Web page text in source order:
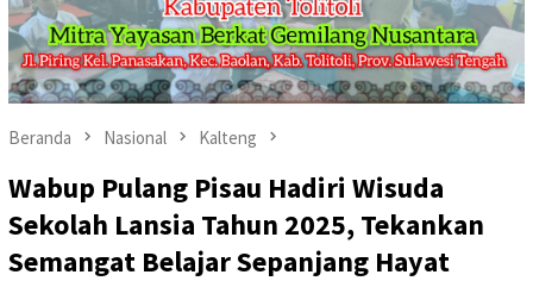
Beranda Nasional Kalteng
Wabup Pulang Pisau Hadiri Wisuda
Sekolah Lansia Tahun 2025, Tekankan
Semangat Belajar Sepanjang Hayat